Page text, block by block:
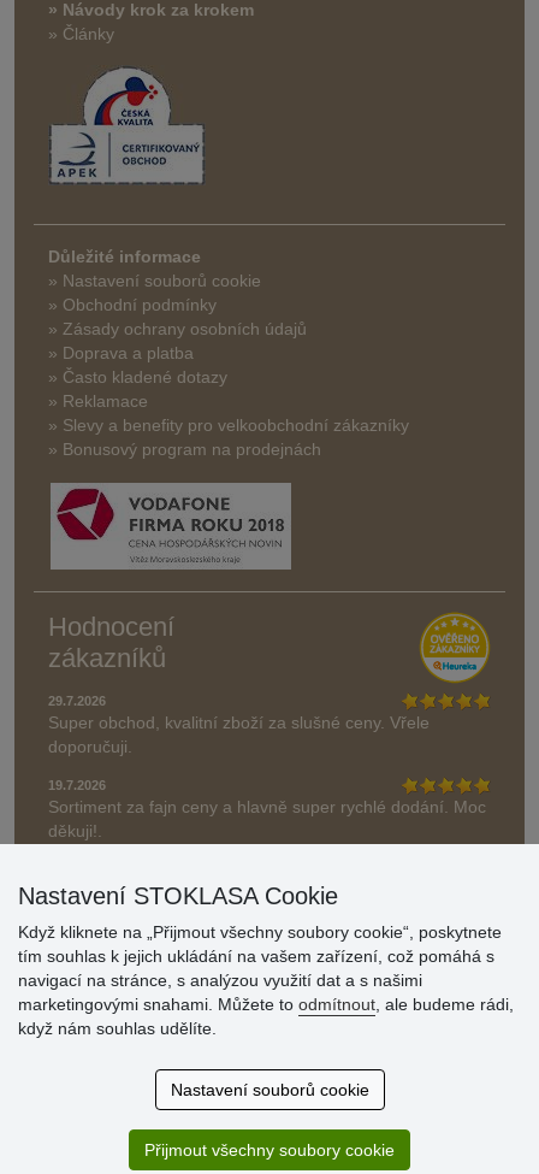
» Návody krok za krokem
» Články
Důležité informace
» Nastavení souborů cookie
» Obchodní podmínky
» Zásady ochrany osobních údajů
» Doprava a platba
» Často kladené dotazy
» Reklamace
» Slevy a benefity pro velkoobchodní zákazníky
» Bonusový program na prodejnách
Hodnocení
zákazníků
29.7.2026
Super obchod, kvalitní zboží za slušné ceny. Vřele
doporučuji.
19.7.2026
Sortiment za fajn ceny a hlavně super rychlé dodání. Moc
děkuji!.
» Aktuálně 19084 recenzí
* Recenze neověřujeme
Nastavení STOKLASA Cookie
Když kliknete na „Přijmout všechny soubory cookie“, poskytnete
tím souhlas k jejich ukládání na vašem zařízení, což pomáhá s
navigací na stránce, s analýzou využití dat a s našimi
marketingovými snahami. Můžete to odmítnout , ale budeme rádi,
když nám souhlas udělíte.
Nastavení souborů cookie
Přijmout všechny soubory cookie